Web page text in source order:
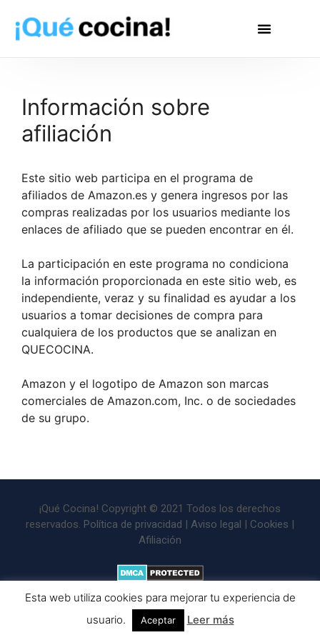
Información sobre
afiliación
Este sitio web participa en el programa de
afiliados de Amazon.es y genera ingresos por las
compras realizadas por los usuarios mediante los
enlaces de afiliado que se pueden encontrar en él.
La participación en este programa no condiciona
la información proporcionada en este sitio web, es
independiente, veraz y su finalidad es ayudar a los
usuarios a tomar decisiones de compra para
cualquiera de los productos que se analizan en
QUECOCINA.
Amazon y el logotipo de Amazon son marcas
comerciales de Amazon.com, Inc. o de sociedades
de su grupo.
¡Qué Cocina! Copyright © 2021 Todos los derechos
reservados. Política de privacidad | Aviso legal | Cookies |
Afiliación
Esta web utiliza cookies para mejorar tu experiencia de
usuario.
Aceptar Leer más